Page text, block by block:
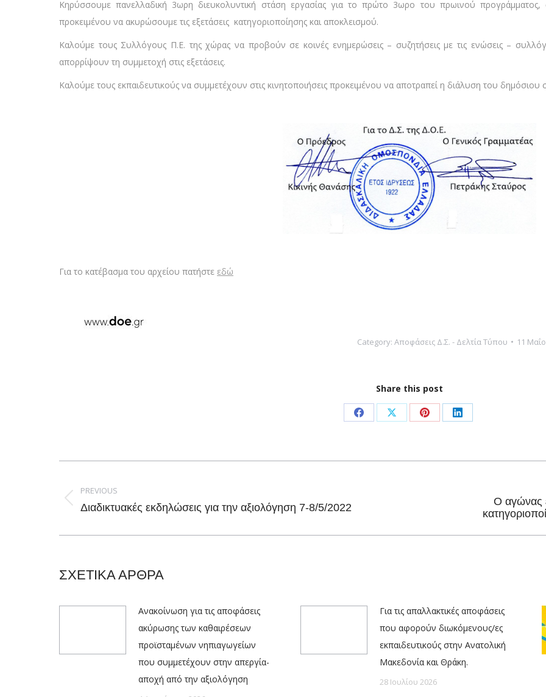
Κηρύσσουμε πανελλαδική 3ωρη διευκολυντική στάση εργασίας για το πρώτο 3ωρο του πρωινού
προκειμένου να ακυρώσουμε τις εξετάσεις κατηγοριοποίησης και αποκλεισμού.
Καλούμε τους Συλλόγους Π.Ε. της χώρας να προβούν σε κοινές ενημερώσεις – συζητήσεις με τις ενώσεις –
απορρίψουν τη συμμετοχή στις εξετάσεις.
Καλούμε τους εκπαιδευτικούς να συμμετέχουν στις κινητοποιήσεις προκειμένου να αποτραπεί η διάλυση του δημόσιου
Για το κατέβασμα του αρχείου πατήστε εδώ
Category: Αποφάσεις Δ.Σ. - Δελτία Τύπου 11
Share this post
Share
Facebook
Share
X
Share
Pinterest
Share
LinkedIn
navigation
PREVIOUS
Previous
Διαδικτυακές εκδηλώσεις για την αξιολόγηση 7-8/5/2022
Ο αγώνας
ΣΧΕΤΙΚΑ ΑΡΘΡΑ
Ανακοίνωση για τις αποφάσεις
ακύρωσης των καθαιρέσεων
προϊσταμένων νηπιαγωγείων
που συμμετέχουν στην απεργία-
αποχή από την αξιολόγηση
Για τις απαλλακτικές αποφάσεις
που αφορούν διωκόμενους/ες
εκπαιδευτικούς στην Ανατολική
Μακεδονία και Θράκη.
28 Ιουλίου 2026